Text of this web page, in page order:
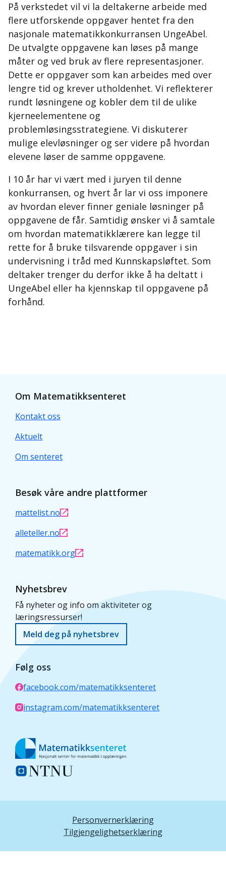
På verkstedet vil vi la deltakerne arbeide med
flere utforskende oppgaver hentet fra den
nasjonale matematikkonkurransen UngeAbel.
De utvalgte oppgavene kan løses på mange
måter og ved bruk av flere representasjoner.
Dette er oppgaver som kan arbeides med over
lengre tid og krever utholdenhet. Vi reflekterer
rundt løsningene og kobler dem til de ulike
kjerneelementene og
problemløsingsstrategiene. Vi diskuterer
mulige elevløsninger og ser videre på hvordan
elevene løser de samme oppgavene.
I 10 år har vi vært med i juryen til denne
konkurransen, og hvert år lar vi oss imponere
av hvordan elever finner geniale løsninger på
oppgavene de får. Samtidig ønsker vi å samtale
om hvordan matematikklærere kan legge til
rette for å bruke tilsvarende oppgaver i sin
undervisning i tråd med Kunnskapsløftet. Som
deltaker trenger du derfor ikke å ha deltatt i
UngeAbel eller ha kjennskap til oppgavene på
forhånd.
Om Matematikksenteret
Kontakt oss
Aktuelt
Om senteret
Besøk våre andre plattformer
mattelist.no
alleteller.no
matematikk.org
Nyhetsbrev
Få nyheter og info om aktiviteter og
læringsressurser!
Meld deg på nyhetsbrev
Følg oss
facebook.com/matematikksenteret
instagram.com/matematikksenteret
Personvernerklæring
Tilgjengelighetserklæring